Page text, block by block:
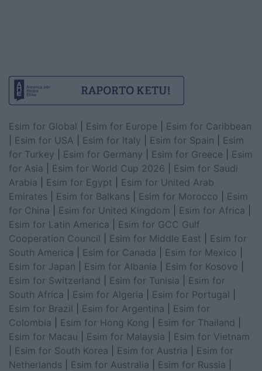
Esim for Global Esim for Europe
Esim for Caribbean
Esim for USA Esim for Italy Esim for Spain
Esim
for Turkey
Esim for Germany Esim for Greece
Esim
for Asia
Esim for World Cup 2026
Esim for Saudi
Arabia
Esim for Egypt
Esim for United Arab
Emirates
Esim for Balkans Esim for Morocco
Esim
for China
Esim for United Kingdom Esim for Africa
Esim for Latin America
Esim for GCC Gulf
Cooperation Council
Esim for Middle East
Esim for
South America
Esim for Canada Esim for Mexico
Esim for Japan
Esim for Albania Esim for Kosovo
Esim for Switzerland
Esim for Tunisia
Esim for
South Africa
Esim for Algeria Esim for Portugal
Esim for Brazil
Esim for Argentina
Esim for
Colombia
Esim for Hong Kong Esim for Thailand
Esim for Macau
Esim for Malaysia
Esim for Vietnam
Esim for South Korea Esim for Austria
Esim for
Netherlands
Esim for Australia Esim for Russia